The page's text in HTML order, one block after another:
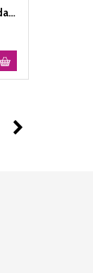
Dúfaj! Snívaj! Ži! (2. vydanie)